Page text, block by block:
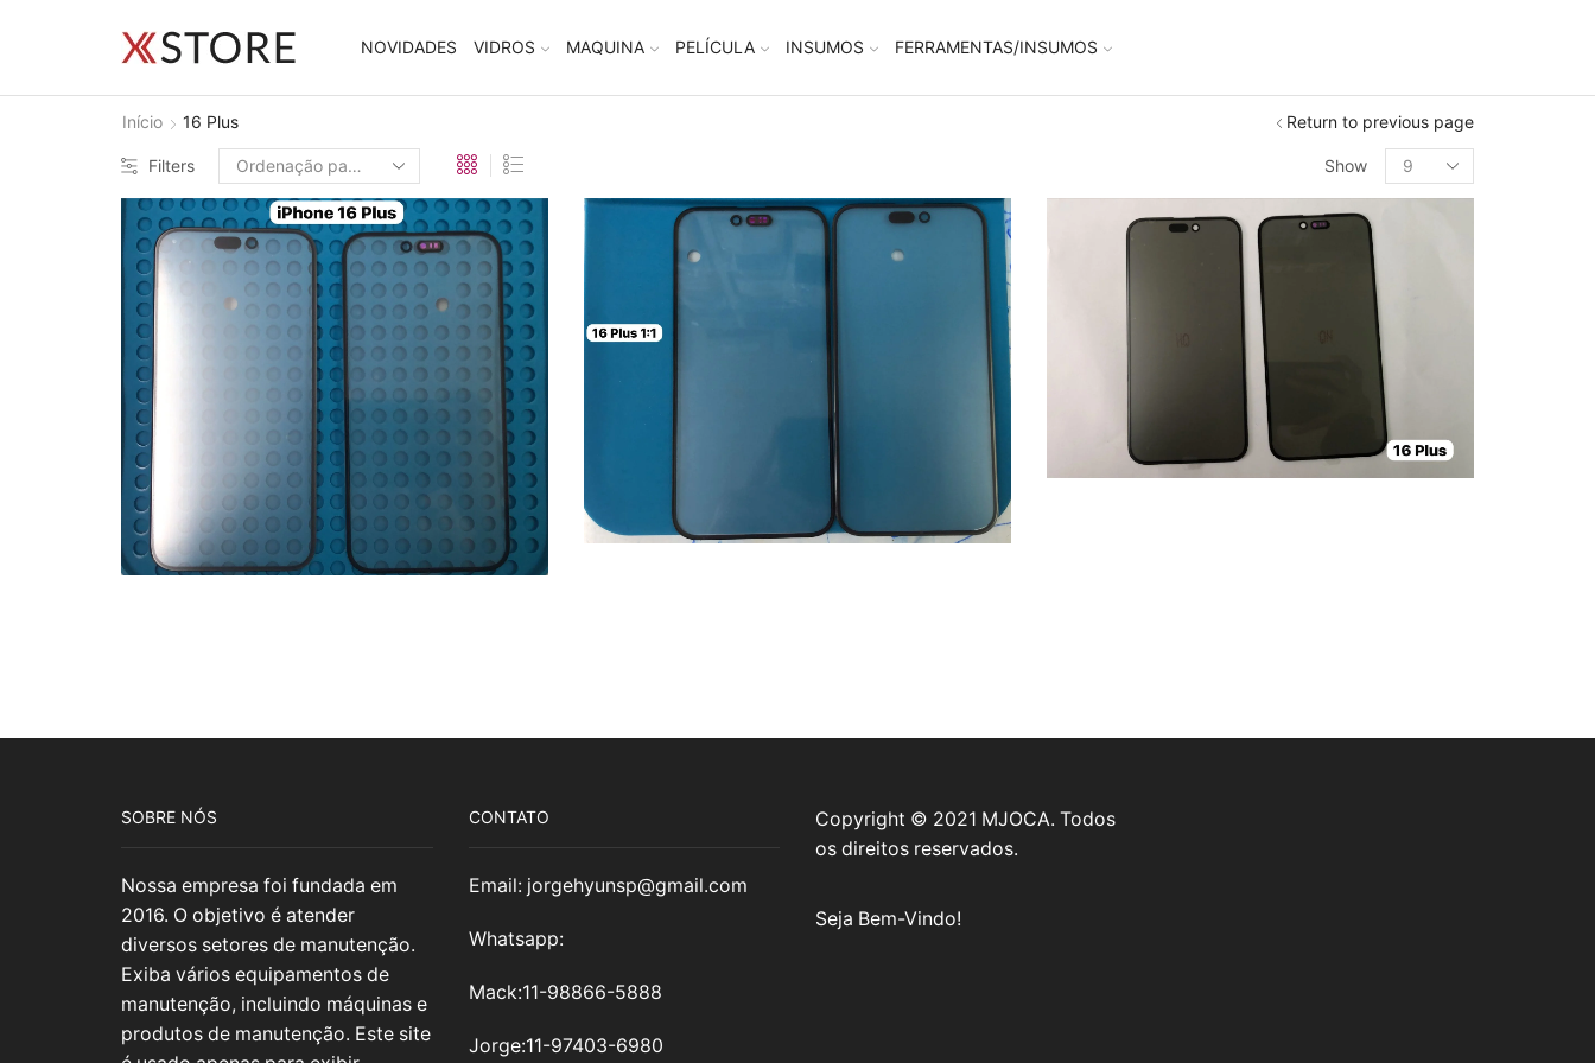
NOVIDADES VIDROS MAQUINA PELÍCULA INSUMOS FERRAMENTAS/INSUMOS
Início 16 Plus Return to previous page
Filters Show
SOBRE NÓS
Nossa empresa foi fundada em
2016. O objetivo é atender
diversos setores de manutenção.
Exiba vários equipamentos de
manutenção, incluindo máquinas e
produtos de manutenção. Este site
CONTATO
Email: jorgehyunsp@gmail.com
Whatsapp:
Mack:11-98866-5888
Jorge:11-97403-6980
Copyright © 2021 MJOCA. Todos
os direitos reservados.
Seja Bem-Vindo!